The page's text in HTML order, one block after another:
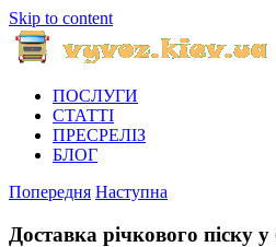
Skip to content
ПОСЛУГИ
СТАТТІ
ПРЕСРЕЛІЗ
БЛОГ
Попередня Наступна
Доставка річкового піску у